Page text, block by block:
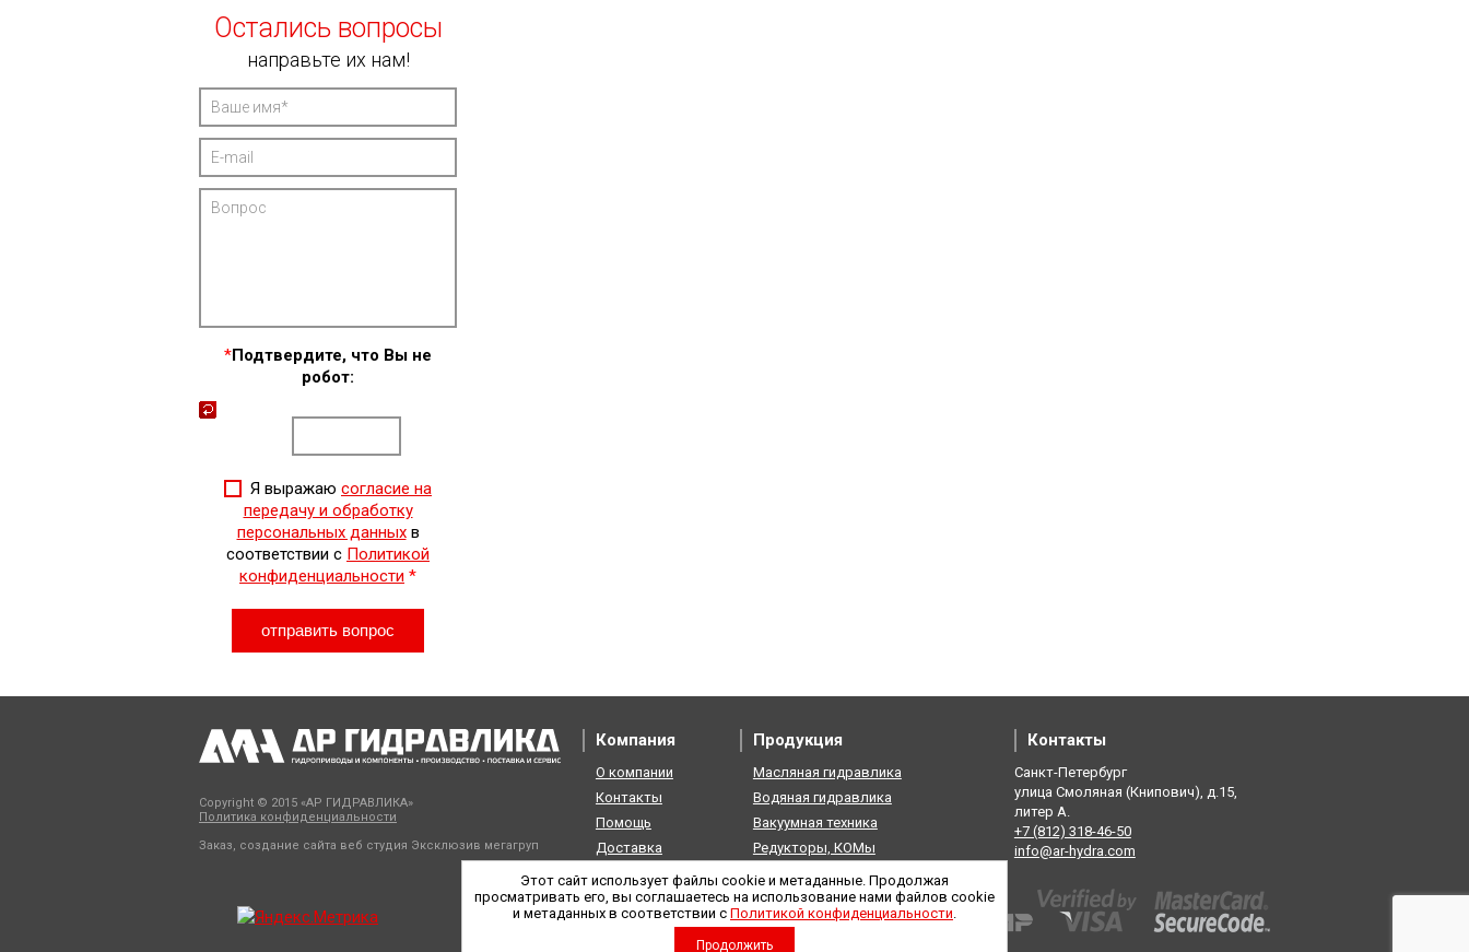
Этот сайт использует файлы cookie и метаданные. Продолжая
просматривать его, вы соглашаетесь на использование нами файлов cookie
и метаданных в соответствии с Политикой конфиденциальности.
Продолжить
Остались вопросы
направьте их нам!
*Подтвердите, что Вы не
робот:
Я выражаю согласие на
передачу и обработку
персональных данныхв
соответствии с Политикой
конфиденциальности *
Copyright © 2015 «АР ГИДРАВЛИКА»
Политика конфиденциальности
Заказ, создание сайта веб студия Эксклюзив мегагруп
Компания
О компании
Контакты
Помощь
Доставка
Продукция
Масляная гидравлика
Водяная гидравлика
Вакуумная техника
Редукторы, КОМы
Пневматика
Контакты
Санкт-Петербург
улица Смоляная (Книпович), д.15,
литер А.
+7 (812) 318-46-50
info@ar-hydra.com